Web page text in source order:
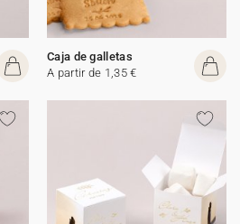
Caja de galletas
A partir de 1,35 €